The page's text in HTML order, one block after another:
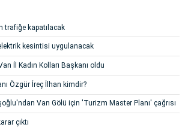
trafiğe kapatılacak
kesintisi uygulanacak
İl Kadın Kolları Başkanı oldu
Özgür İreç İlhan kimdir?
Van Gölü için 'Turizm Master Planı' çağrısı
çıktı